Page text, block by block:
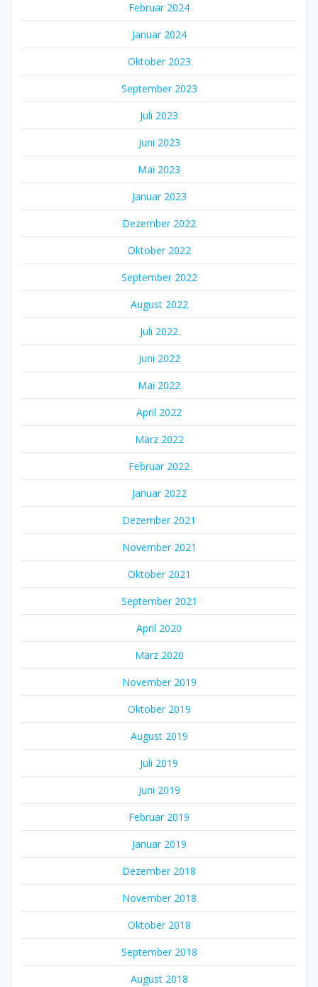
Februar 2024
Januar 2024
Oktober 2023
September 2023
Juli 2023
Juni 2023
Mai 2023
Januar 2023
Dezember 2022
Oktober 2022
September 2022
August 2022
Juli 2022
Juni 2022
Mai 2022
April 2022
März 2022
Februar 2022
Januar 2022
Dezember 2021
November 2021
Oktober 2021
September 2021
April 2020
März 2020
November 2019
Oktober 2019
August 2019
Juli 2019
Juni 2019
Februar 2019
Januar 2019
Dezember 2018
November 2018
Oktober 2018
September 2018
August 2018